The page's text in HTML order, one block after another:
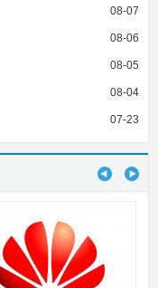
08-07
08-06
08-05
08-04
07-23